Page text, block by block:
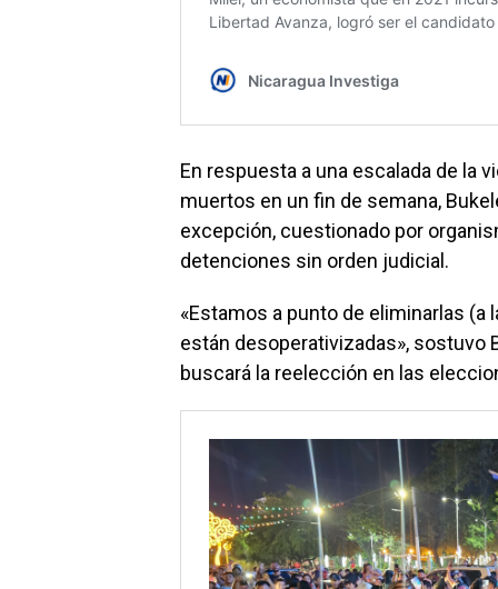
En respuesta a una escalada de la
muertos en un fin de semana,
excepción, cuestionado por
detenciones sin orden judicial.
«Estamos a punto de eliminarlas (a
están desoperativizadas», sostuvo
buscará la reelección en las